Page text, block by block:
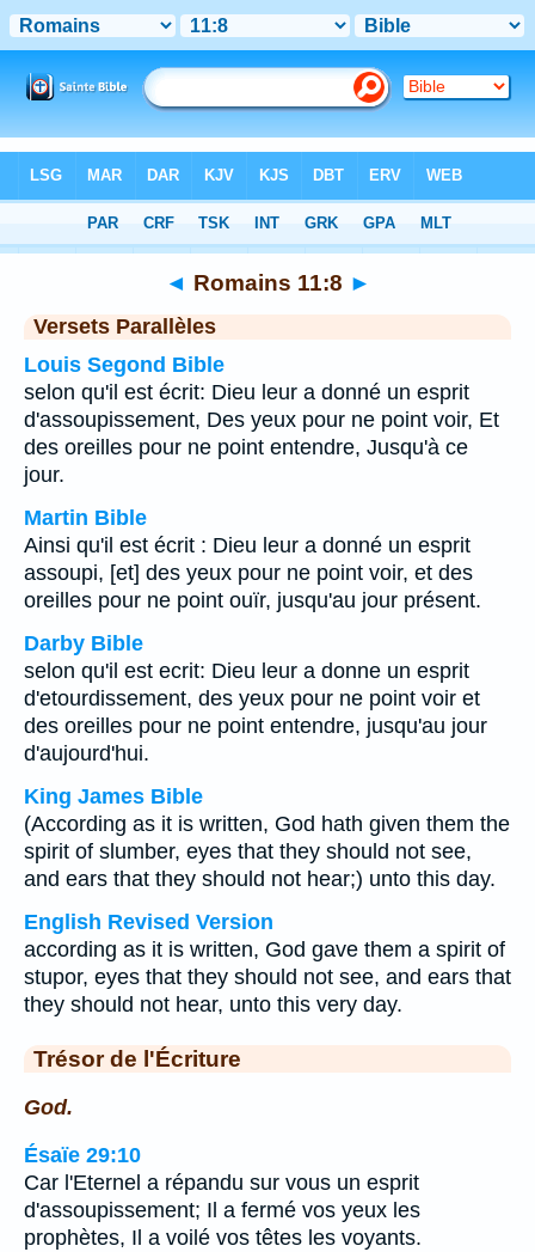
Chapitre 11> Verset 8
◄ Romains 11:8 ►
Versets Parallèles
Louis Segond Bible
selon qu'il est écrit: Dieu leur a donné un esprit
d'assoupissement, Des yeux pour ne point voir, Et
des oreilles pour ne point entendre, Jusqu'à ce
jour.
Martin Bible
Ainsi qu'il est écrit : Dieu leur a donné un esprit
assoupi, [et] des yeux pour ne point voir, et des
oreilles pour ne point ouïr, jusqu'au jour présent.
Darby Bible
selon qu'il est ecrit: Dieu leur a donne un esprit
d'etourdissement, des yeux pour ne point voir et
des oreilles pour ne point entendre, jusqu'au jour
d'aujourd'hui.
King James Bible
(According as it is written, God hath given them the
spirit of slumber, eyes that they should not see,
and ears that they should not hear;) unto this day.
English Revised Version
according as it is written, God gave them a spirit of
stupor, eyes that they should not see, and ears that
they should not hear, unto this very day.
Trésor de l'Écriture
God.
Ésaïe 29:10
Car l'Eternel a répandu sur vous un esprit
d'assoupissement; Il a fermé vos yeux les
prophètes, Il a voilé vos têtes les voyants.